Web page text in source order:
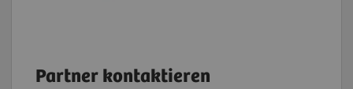
Partner kontaktieren